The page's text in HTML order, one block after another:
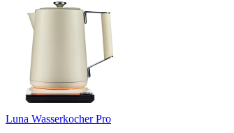
Luna Wasserkocher Pro